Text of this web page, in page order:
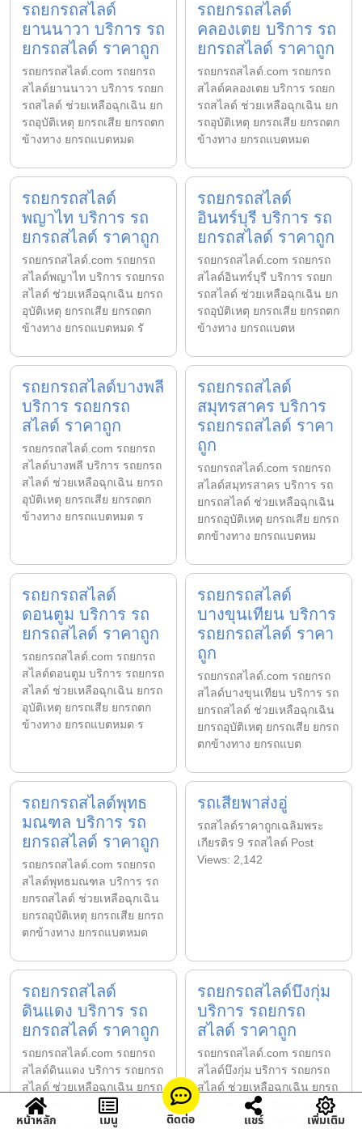
รถยกรถสไลด์
ยานนาวา บริการ รถ
ยกรถสไลด์ ราคาถูก
รถยกรถสไลด์.com รถยกรถ
สไลด์ยานนาวา บริการ รถยก
รถสไลด์ ช่วยเหลือฉุกเฉิน ยก
รถอุบัติเหตุ ยกรถเสีย ยกรถตก
ข้างทาง ยกรถแบตหมด
รถยกรถสไลด์
คลองเตย บริการ รถ
ยกรถสไลด์ ราคาถูก
รถยกรถสไลด์.com รถยกรถ
สไลด์คลองเตย บริการ รถยก
รถสไลด์ ช่วยเหลือฉุกเฉิน ยก
รถอุบัติเหตุ ยกรถเสีย ยกรถตก
ข้างทาง ยกรถแบตหมด
รถยกรถสไลด์
พญาไท บริการ รถ
ยกรถสไลด์ ราคาถูก
รถยกรถสไลด์.com รถยกรถ
สไลด์พญาไท บริการ รถยกรถ
สไลด์ ช่วยเหลือฉุกเฉิน ยกรถ
อุบัติเหตุ ยกรถเสีย ยกรถตก
ข้างทาง ยกรถแบตหมด รั
รถยกรถสไลด์
อินทร์บุรี บริการ รถ
ยกรถสไลด์ ราคาถูก
รถยกรถสไลด์.com รถยกรถ
สไลด์อินทร์บุรี บริการ รถยก
รถสไลด์ ช่วยเหลือฉุกเฉิน ยก
รถอุบัติเหตุ ยกรถเสีย ยกรถตก
ข้างทาง ยกรถแบตห
รถยกรถสไลด์บางพลี
บริการ รถยกรถ
สไลด์ ราคาถูก
รถยกรถสไลด์.com รถยกรถ
สไลด์บางพลี บริการ รถยกรถ
สไลด์ ช่วยเหลือฉุกเฉิน ยกรถ
อุบัติเหตุ ยกรถเสีย ยกรถตก
ข้างทาง ยกรถแบตหมด ร
รถยกรถสไลด์
สมุทรสาคร บริการ
รถยกรถสไลด์ ราคา
ถูก
รถยกรถสไลด์.com รถยกรถ
สไลด์สมุทรสาคร บริการ รถ
ยกรถสไลด์ ช่วยเหลือฉุกเฉิน
ยกรถอุบัติเหตุ ยกรถเสีย ยกรถ
ตกข้างทาง ยกรถแบตหม
รถยกรถสไลด์
ดอนตูม บริการ รถ
ยกรถสไลด์ ราคาถูก
รถยกรถสไลด์.com รถยกรถ
สไลด์ดอนตูม บริการ รถยกรถ
สไลด์ ช่วยเหลือฉุกเฉิน ยกรถ
อุบัติเหตุ ยกรถเสีย ยกรถตก
ข้างทาง ยกรถแบตหมด ร
รถยกรถสไลด์
บางขุนเทียน บริการ
รถยกรถสไลด์ ราคา
ถูก
รถยกรถสไลด์.com รถยกรถ
สไลด์บางขุนเทียน บริการ รถ
ยกรถสไลด์ ช่วยเหลือฉุกเฉิน
ยกรถอุบัติเหตุ ยกรถเสีย ยกรถ
ตกข้างทาง ยกรถแบต
รถยกรถสไลด์พุทธ
มณฑล บริการ รถ
ยกรถสไลด์ ราคาถูก
รถยกรถสไลด์.com รถยกรถ
สไลด์พุทธมณฑล บริการ รถ
ยกรถสไลด์ ช่วยเหลือฉุกเฉิน
ยกรถอุบัติเหตุ ยกรถเสีย ยกรถ
ตกข้างทาง ยกรถแบตหมด
รถเสียพาส่งอู่
รถสไลด์ราคาถูกเฉลิมพระ
เกียรติร 9 รถสไลด์ Post
Views: 2,142
รถยกรถสไลด์
ดินแดง บริการ รถ
ยกรถสไลด์ ราคาถูก
รถยกรถสไลด์.com รถยกรถ
สไลด์ดินแดง บริการ รถยกรถ
สไลด์ ช่วยเหลือฉุกเฉิน ยกรถ
อุบัติเหตุ ยกรถเสีย ยกรถตก
ข้างทาง ยกรถแบตหมด ร
รถยกรถสไลด์บึงกุ่ม
บริการ รถยกรถ
สไลด์ ราคาถูก
รถยกรถสไลด์.com รถยกรถ
สไลด์บึงกุ่ม บริการ รถยกรถ
สไลด์ ช่วยเหลือฉุกเฉิน ยกรถ
อุบัติเหตุ ยกรถเสีย ยกรถตก
ข้างทาง ยกรถแบตหมด
หน้าหลัก เมนู ติดต่อ แชร์ เพิ่มเติม